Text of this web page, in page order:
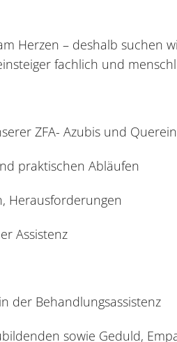
Herzen – deshalb suchen
fachlich und
ZFA- Azubis und
praktischen Abläufen
Herausforderungen
Assistenz
der Behandlungsassistenz
sowie Geduld,